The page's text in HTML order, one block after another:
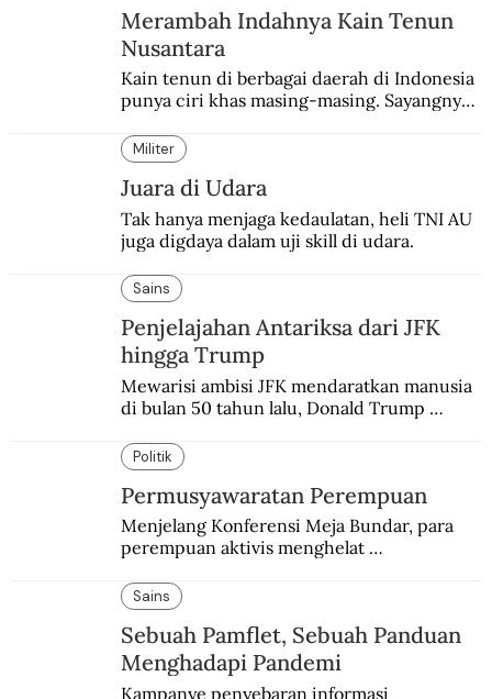
Merambah Indahnya Kain Tenun
Nusantara
Kain tenun di berbagai daerah di Indonesia
punya ciri khas masing-masing. Sayangnya,
belum memadai.
Militer
Juara di Udara
Tak hanya menjaga kedaulatan, heli TNI AU
juga digdaya dalam uji skill di udara.
Sains
Penjelajahan Antariksa dari JFK
hingga Trump
Mewarisi ambisi JFK mendaratkan manusia
di bulan 50 tahun lalu, Donald Trump
Politik
Permusyawaratan Perempuan
Menjelang Konferensi Meja Bundar, para
perempuan aktivis menghelat
delegasi Indonesia di KMB.
Sains
Sebuah Pamflet, Sebuah Panduan
Menghadapi Pandemi
Kampanye penyebaran informasi